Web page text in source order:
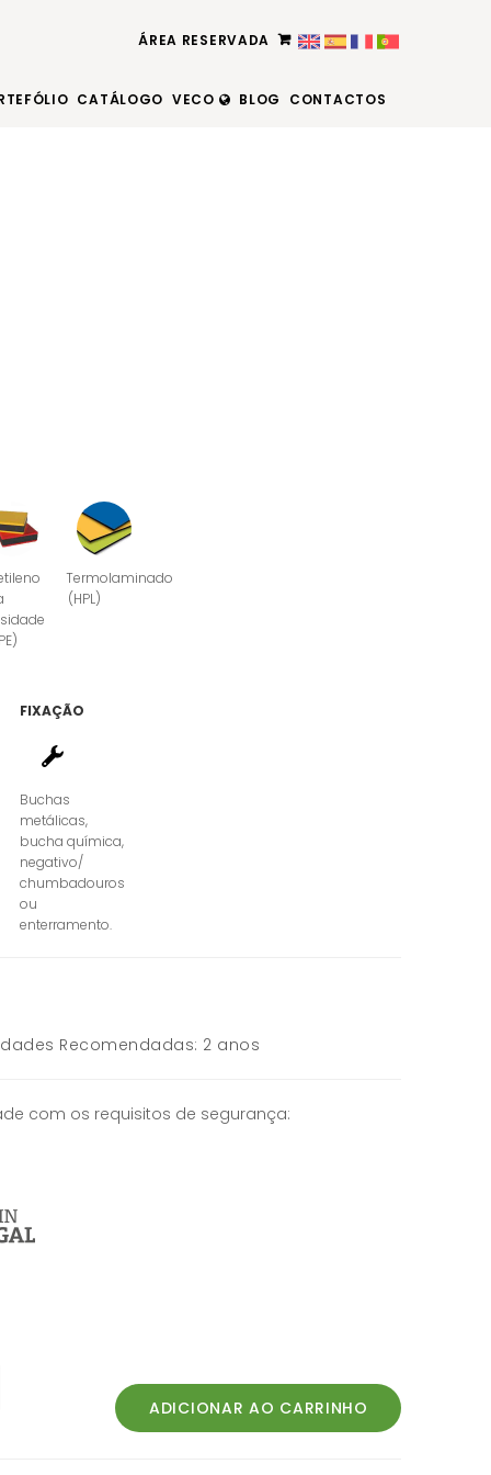
ÁREA RESERVADA
CATÁLOGO VECO BLOG CONTACTOS
Termolaminado
(HPL)
FIXAÇÃO
Buchas
metálicas,
bucha química,
negativo/
chumbadouros
ou
enterramento.
Recomendadas: 2 anos
com os requisitos de segurança: